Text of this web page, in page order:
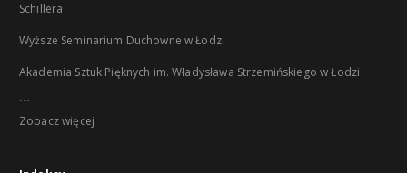
Schillera
Wyższe Seminarium Duchowne w Łodzi
Akademia Sztuk Pięknych im. Władysława Strzemińskiego w Łodzi
...
Zobacz więcej